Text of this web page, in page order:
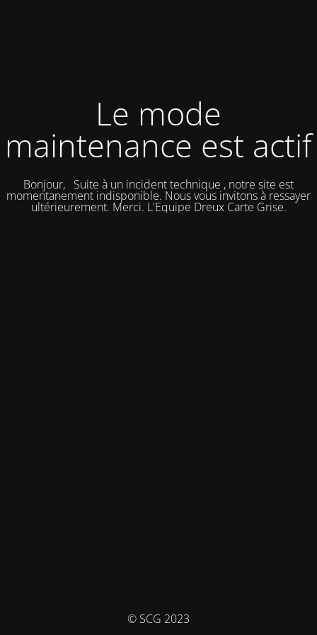
Le mode
maintenance est actif
Bonjour, Suite à un incident technique , notre site est
momentanement indisponible. Nous vous invitons à ressayer
ultérieurement. Merci. L'Equipe Dreux Carte Grise.
© SCG 2023